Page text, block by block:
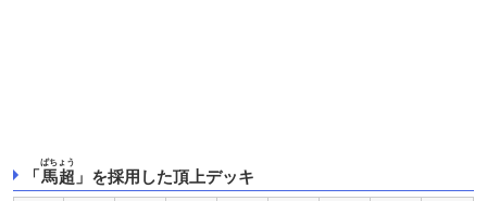
「馬超
ばちょう
」を採用した頂上デッキ